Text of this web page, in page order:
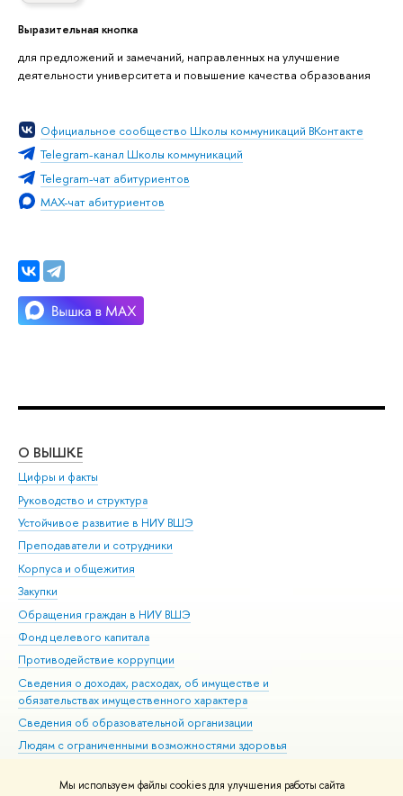
Мы используем файлы cookies для улучшения работы сайта
Выразительная кнопка
для предложений и замечаний, направленных на улучшение
деятельности университета и повышение качества образования
Официальное сообщество Школы коммуникаций ВКонтакте
Telegram-канал Школы коммуникаций
Telegram-чат абитуриентов
MAX-чат абитуриентов
О ВЫШКЕ
Цифры и факты
Руководство и структура
Устойчивое развитие в НИУ ВШЭ
Преподаватели и сотрудники
Корпуса и общежития
Закупки
Обращения граждан в НИУ ВШЭ
Фонд целевого капитала
Противодействие коррупции
Сведения о доходах, расходах, об имуществе и
обязательствах имущественного характера
Сведения об образовательной организации
Людям с ограниченными возможностями здоровья
Работа в Вышке